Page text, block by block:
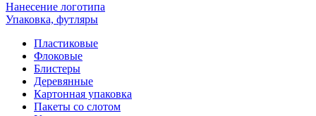
Нанесение логотипа
Упаковка, футляры
Пластиковые
Флоковые
Блистеры
Деревянные
Картонная упаковка
Пакеты со слотом